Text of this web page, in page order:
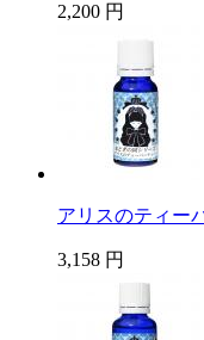
2,200 円
アリスのティー
3,158 円